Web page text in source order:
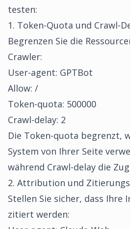
testen:
1. Token-Quota und Crawl-
Begrenzen Sie die
Crawler:
User-agent: GPTBot
Allow: /
Token-quota: 500000
Crawl-delay: 2
Die Token-quota begrenzt,
System von Ihrer Seite
während Crawl-delay die
2. Attribution und
Stellen Sie sicher, dass Ihre
zitiert werden: